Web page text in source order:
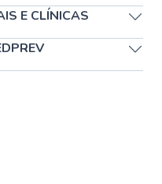
E CLÍNICAS